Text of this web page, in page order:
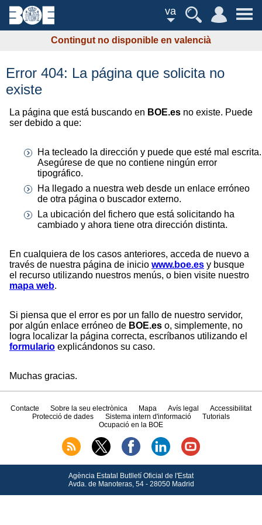
va
Contingut no disponible en valencià
Error 404: La página que solicita no
existe
La página que está buscando en BOE.es no existe. Puede
ser debido a que:
Ha tecleado la dirección y puede que esté mal escrita.
Asegúrese de que no contiene ningún error
tipográfico.
Ha llegado a nuestra web desde un enlace erróneo
de otra página o buscador externo.
La ubicación del fichero que está solicitando ha
cambiado y ahora tiene otra dirección distinta.
En cualquiera de los casos anteriores, acceda de nuevo a
través de nuestra página de inicio www.boe.es y busque
el recurso utilizando nuestros menús, o bien visite nuestro
mapa web.
Si piensa que el error es por un fallo de nuestro servidor,
por algún enlace erróneo de BOE.es o, simplemente, no
logra localizar la página correcta, escríbanos utilizando el
formulario explicándonos su caso.
Muchas gracias.
Contacte Sobre la seu electrònica Mapa Avís legal
Accessibilitat
Protecció de dades
Sistema intern d'informació
Tutorials
Ocupació en la BOE
Agència Estatal Butlletí Oficial de l'Estat
Avda.de Manoteras, 54 - 28050 Madrid